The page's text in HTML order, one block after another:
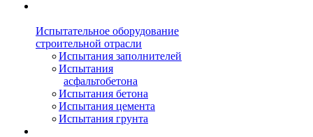
Испытательное оборудование
строительной отрасли
Испытания заполнителей
Испытания
асфальтобетона
Испытания бетона
Испытания цемента
Испытания грунта